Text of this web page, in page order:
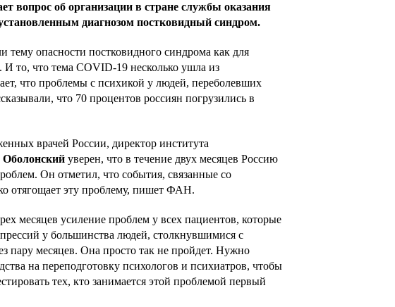
вопрос об организации в стране службы оказания
диагнозом постковидный синдром.
опасности постковидного синдрома как для
И то, что тема COVID-19 несколько ушла из
что проблемы с психикой у людей, переболевших
что 70 процентов россиян погрузились в
врачей России, директор института
уверен, что в течение двух месяцев Россию
Он отметил, что события, связанные со
отягощает эту проблему, пишет ФАН.
месяцев усиление проблем у всех пациентов, которые
у большинства людей, столкнувшимися с
пару месяцев. Она просто так не пройдет. Нужно
на переподготовку психологов и психиатров, чтобы
тех, кто занимается этой проблемой первый